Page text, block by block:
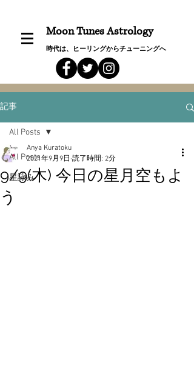
Moon Tunes Astrology
時代は、ヒーリングからチューニングへ
記事
All Posts
星詠み
All Posts
9/9(木) 今日の星月空もよ
う
Anya Kuratoku
2021年9月9日 読了時間: 2分